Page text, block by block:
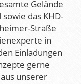
Gelände
das KHD-
Straße
in
Einladungen
gerne
unserer